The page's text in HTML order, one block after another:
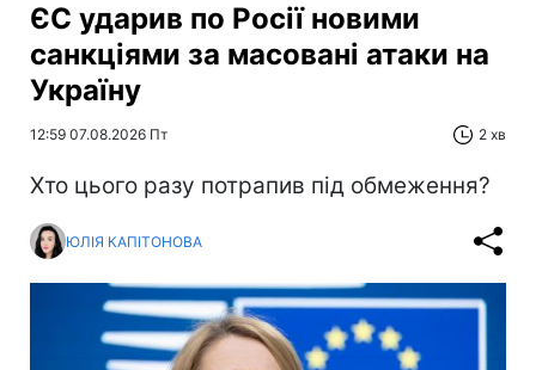
ЄС ударив по Росії новими
санкціями за масовані атаки на
Україну
12:59 07.08.2026 Пт 2 хв
Хто цього разу потрапив під обмеження?
ЮЛІЯ КАПІТОНОВА